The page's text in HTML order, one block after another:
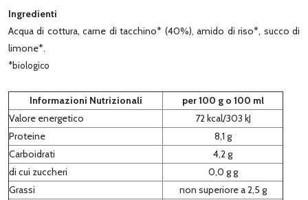
Ingredienti
Acqua di cottura, carne di tacchino* (40%), amido di riso*, succo di
limone*.
*biologico
Informazioni Nutrizionali
per 100 g o 100 ml
Valore energetico
72 kcal/303 kJ
Proteine
8,1 g
Carboidrati
4,2 g
di cui zuccheri
0,0 g g
Grassi
non superiore a 2,5 g